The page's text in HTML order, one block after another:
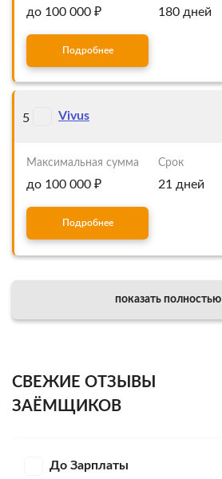
до 100 000 ₽ 180 дней
Подробнее
5 Vivus
Максимальная сумма
до 100 000 ₽
Срок
21 дней
Подробнее
показать полностью
СВЕЖИЕ ОТЗЫВЫ
ЗАЁМЩИКОВ
До Зарплаты